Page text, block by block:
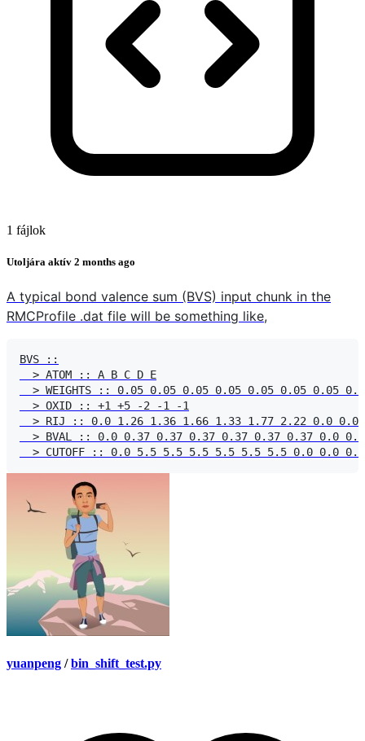
1 fájlok
Utoljára aktív 2 months ago
A typical bond valence sum (BVS) input chunk in the
RMCProfile .dat file will be something like,
BVS ::
  > ATOM :: A B C D E
> WEIGHTS :: 0.05 0.05 0.05 0.05 0.05 0.05 0.05
  > OXID :: +1 +5 -2 -1 -1
> RIJ :: 0.0 1.26 1.36 1.66 1.33 1.77 2.22 0.0 0.0
> BVAL :: 0.0 0.37 0.37 0.37 0.37 0.37 0.37 0.0
yuanpeng / bin_shift_test.py